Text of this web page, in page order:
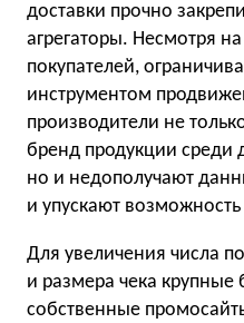
доставки прочно
агрегаторы. Несмотря
покупателей,
инструментом
производители не
бренд продукции среди
но и недополучают
и упускают
Для увеличения числа
и размера чека
собственные